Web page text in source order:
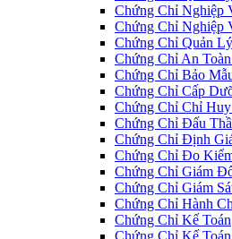
Chứng Chỉ Nghiệp
Chứng Chỉ Nghiệp
Chứng Chỉ Quản
Chứng Chỉ An
Chứng Chỉ Bảo
Chứng Chỉ Cấp
Chứng Chỉ Chỉ
Chứng Chỉ Đấu
Chứng Chỉ Định
Chứng Chỉ Đo
Chứng Chỉ Giám
Chứng Chỉ Giám
Chứng Chỉ Hành
Chứng Chỉ Kế Toán
Chứng Chỉ Kế